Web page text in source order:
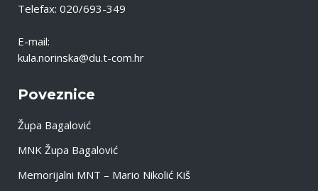
Telefax: 020/693-349
E-mail:
kula.norinska@du.t-com.hr
Poveznice
Župa Bagalović
MNK Župa Bagalović
Memorijalni MNT – Mario Nikolić Kiš